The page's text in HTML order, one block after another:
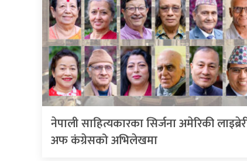
नेपाली साहित्यकारका सिर्जना अमेरिकी
अफ कंग्रेसको अभिलेखमा